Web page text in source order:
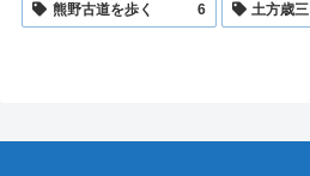
熊野古道を歩く 6 土方歳三